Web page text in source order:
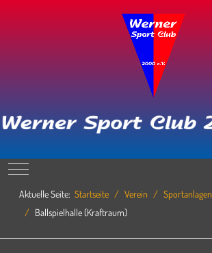
Mobile Menu Toggle
Aktuelle Seite: Startseite Verein
Sportanlagen
Ballspielhalle (Kraftraum)